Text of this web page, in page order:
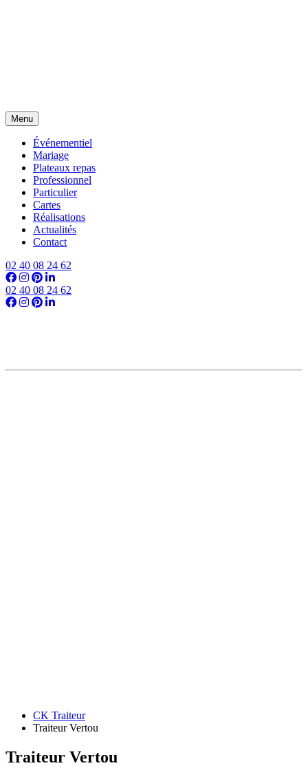
Menu
Événementiel
Mariage
Plateaux repas
Professionnel
Particulier
Cartes
Réalisations
Actualités
Contact
02 40 08 24 62
02 40 08 24 62
CK Traiteur
Traiteur Vertou
Traiteur Vertou